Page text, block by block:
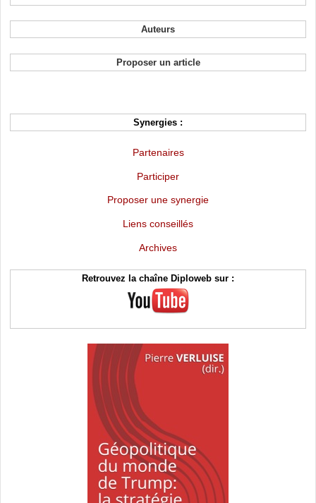
Auteurs
Proposer un article
Synergies :
Partenaires
Participer
Proposer une synergie
Liens conseillés
Archives
Retrouvez la chaîne Diploweb sur :